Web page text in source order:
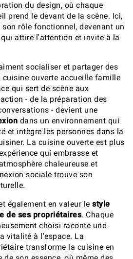
du design, où chaque
prend le devant de la scène. Ici,
rôle fonctionnel, devenant un
attire l'attention et invite à la
socialiser et partager des
cuisine ouverte accueille famille
qui sert de scène aux
- de la préparation des
- devient une
dans un environnement qui
et intègre les personnes dans la
La cuisine ouverte est plus
qui embrasse et
chaleureuse et
sociale trouve son
également en valeur le style
de ses propriétaires. Chaque
choisi raconte une
vitalité à l'espace. La
transforme la cuisine en